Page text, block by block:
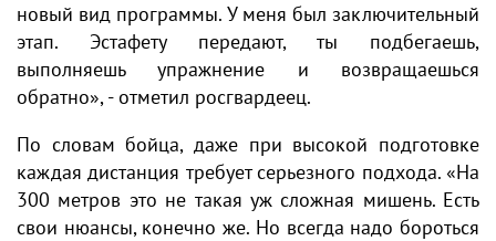
новый вид программы. У меня был заключительный
этап. Эстафету передают, ты подбегаешь,
выполняешь упражнение и возвращаешься
обратно», - отметил росгвардеец.
По словам бойца, даже при высокой подготовке
каждая дистанция требует серьезного подхода. «На
300 метров это не такая уж сложная мишень. Есть
свои нюансы, конечно же. Но всегда надо бороться